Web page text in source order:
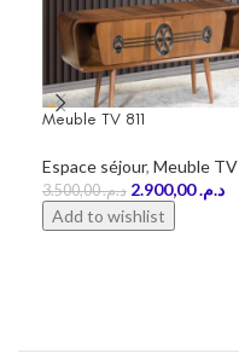
Meuble TV 811
Espace séjour, Meuble TV
د.م.3.500,00 د.م.2.900,00
Add to wishlist